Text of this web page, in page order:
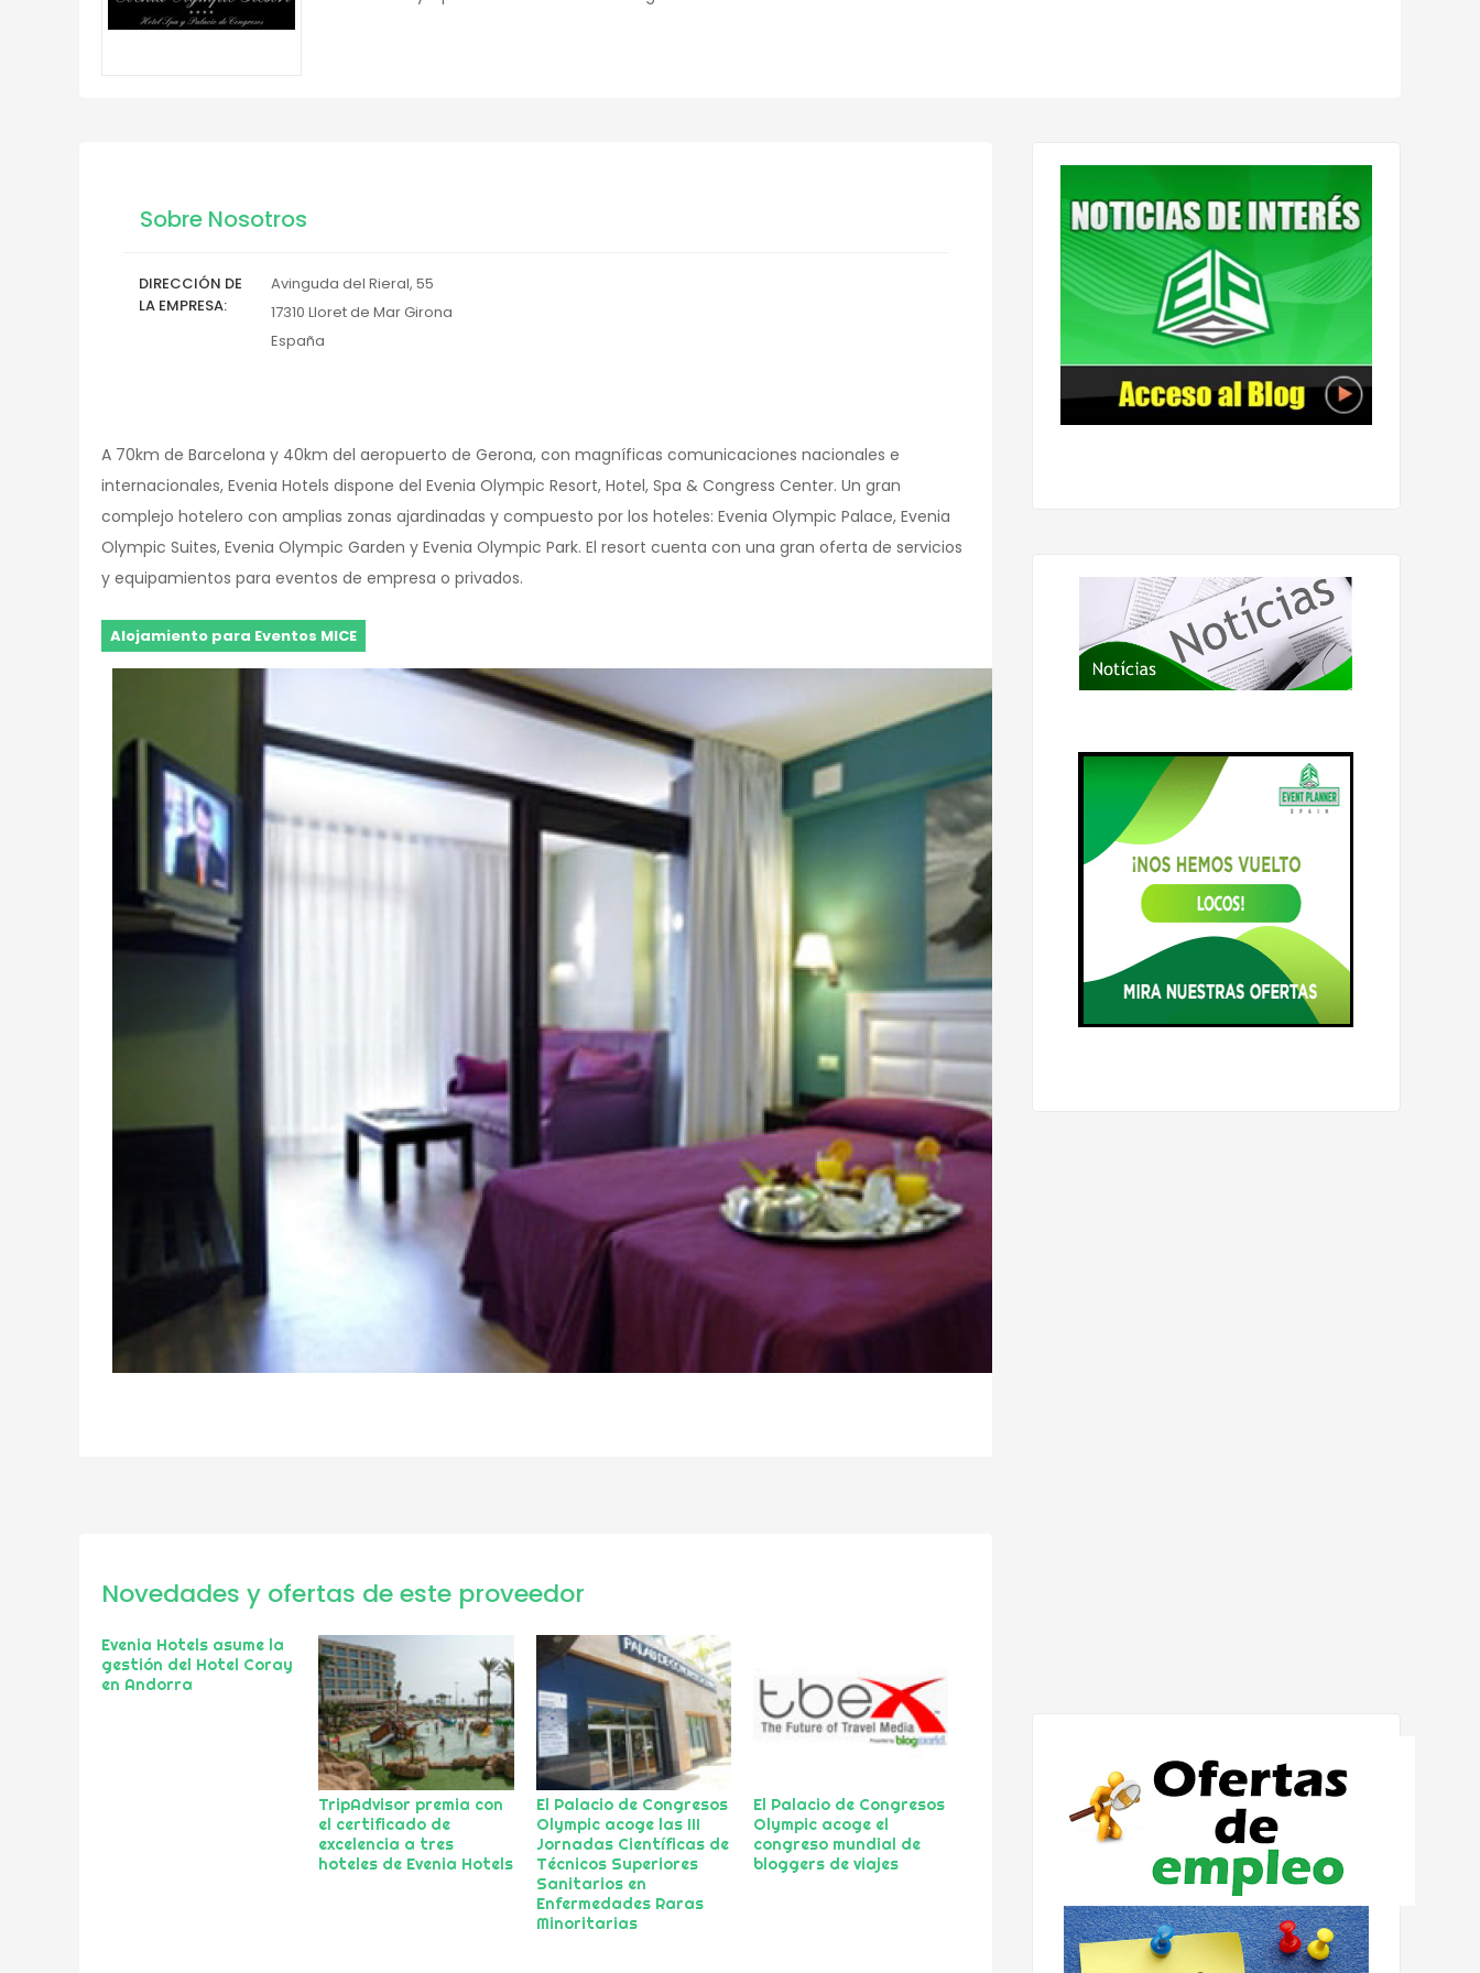
Sobre Nosotros
DIRECCIÓN DE
LA EMPRESA
Avinguda del Rieral, 55
17310 Lloret de MarGirona
España
A 70km de Barcelona y 40km del aeropuerto de Gerona, con magníficas comunicaciones nacionales e
internacionales, Evenia Hotels dispone del Evenia Olympic Resort, Hotel, Spa & Congress Center. Un gran
complejo hotelero con amplias zonas ajardinadas y compuesto por los hoteles: Evenia Olympic Palace, Evenia
Olympic Suites, Evenia Olympic Garden y Evenia Olympic Park. El resort cuenta con una gran oferta de servicios
y equipamientos para eventos de empresa o privados.
Alojamiento para Eventos MICE
Novedades y ofertas de este proveedor
Evenia Hotels asume la
gestión del Hotel Coray
en Andorra
TripAdvisor premia con
el certificado de
excelencia a tres
hoteles de Evenia Hotels
El Palacio de Congresos
Olympic acoge las III
Jornadas Científicas de
Técnicos Superiores
Sanitarios en
Enfermedades Raras
Minoritarias
El Palacio de Congresos
Olympic acoge el
congreso mundial de
bloggers de viajes